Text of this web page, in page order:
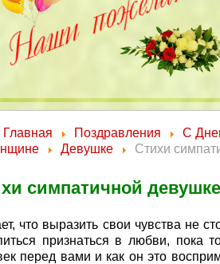
Главная Поздравления
С
Девушке Стихи
симпатичной девушке
что выразить свои чувства не
признаться в любви, пока
перед вами и как он это